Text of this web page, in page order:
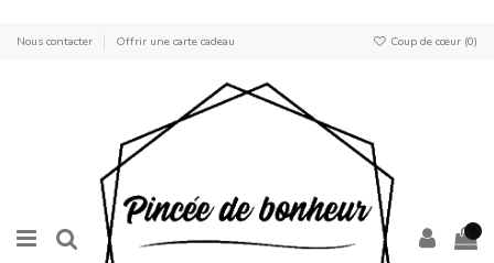
Nous contacter Offrir une carte cadeau Coup de cœur (0)